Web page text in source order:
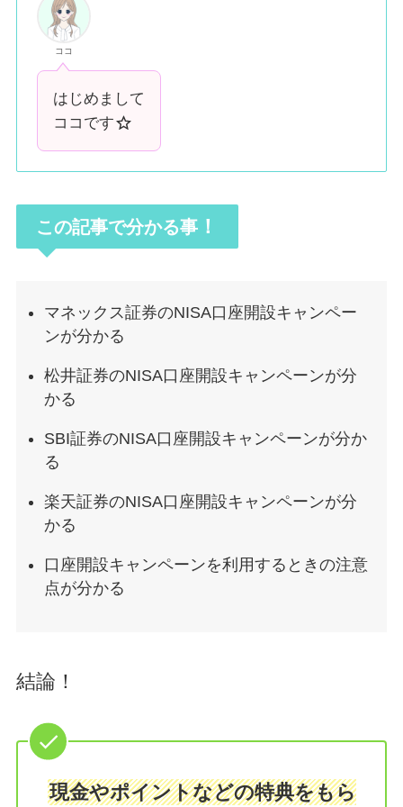
ココ
はじめまして
ココです
この記事で分かる事 ！
マネックス証券のNISA口座開設キャンペー
ンが分かる
松井証券のNISA口座開設キャンペーンが分
かる
SBI証券のNISA口座開設キャンペーンが分か
る
楽天証券のNISA口座開設キャンペーンが分
かる
口座開設キャンペーンを利用するときの注意
点が分かる
結論！
現金やポイントなどの特典をもら